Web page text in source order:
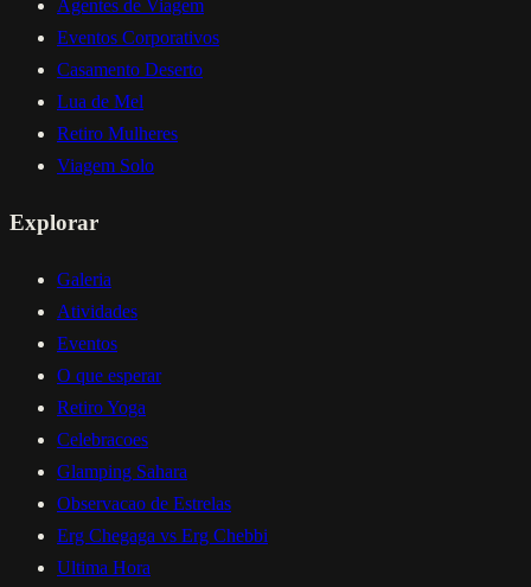
Agentes de Viagem
Eventos Corporativos
Casamento Deserto
Lua de Mel
Retiro Mulheres
Viagem Solo
Explorar
Galeria
Atividades
Eventos
O que esperar
Retiro Yoga
Celebracoes
Glamping Sahara
Observacao de Estrelas
Erg Chegaga vs Erg Chebbi
Ultima Hora